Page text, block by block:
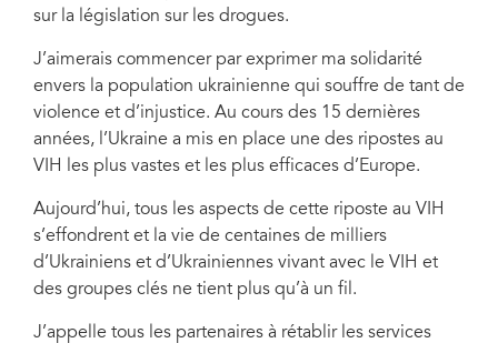
sur la législation sur les drogues.
J’aimerais commencer par exprimer ma solidarité
envers la population ukrainienne qui souffre de tant de
violence et d’injustice. Au cours des 15 dernières
années, l’Ukraine a mis en place une des ripostes au
VIH les plus vastes et les plus efficaces d’Europe.
Aujourd’hui, tous les aspects de cette riposte au VIH
s’effondrent et la vie de centaines de milliers
d’Ukrainiens et d’Ukrainiennes vivant avec le VIH et
des groupes clés ne tient plus qu’à un fil.
J’appelle tous les partenaires à rétablir les services